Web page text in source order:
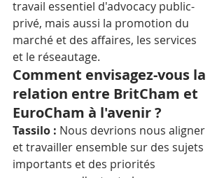
travail essentiel d'advocacy public-
privé, mais aussi la promotion du
marché et des affaires, les services
et le réseautage.
Comment envisagez-vous la
relation entre BritCham et
EuroCham à l'avenir ?
Tassilo : Nous devrions nous aligner
et travailler ensemble sur des sujets
importants et des priorités